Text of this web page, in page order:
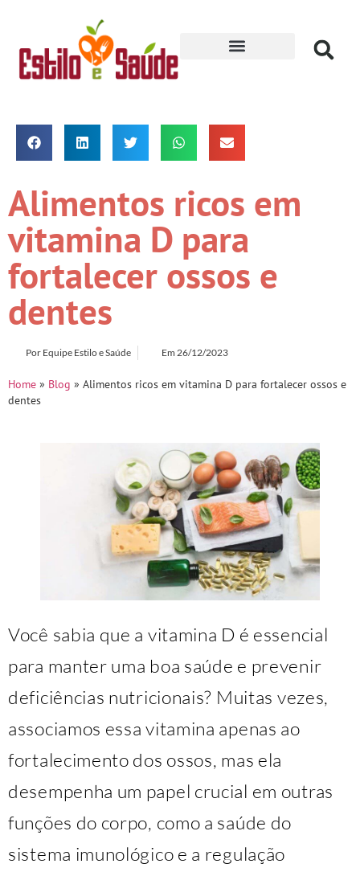
Alimentos ricos em
vitamina D para
fortalecer ossos e
dentes
Por Equipe Estilo e Saúde Em 26/12/2023
Home » Blog » Alimentos ricos em vitamina D para fortalecer ossos e
dentes
Você sabia que a vitamina D é essencial
para manter uma boa saúde e prevenir
deficiências nutricionais? Muitas vezes,
associamos essa vitamina apenas ao
fortalecimento dos ossos, mas ela
desempenha um papel crucial em outras
funções do corpo, como a saúde do
sistema imunológico e a regulação